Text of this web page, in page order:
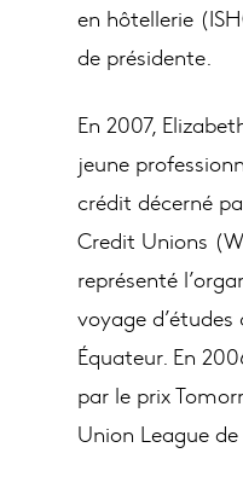
en hôtellerie
de présidente.
En 2007,
jeune
crédit décerné
Credit Unions
représenté
voyage
Équateur. En
par le prix
Union League